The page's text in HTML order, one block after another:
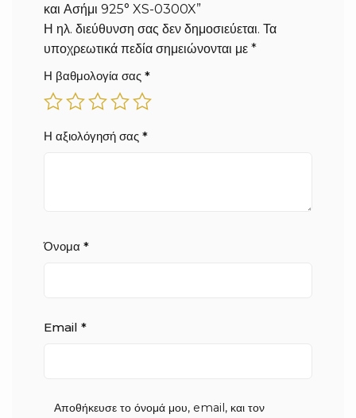
και Ασήμι 925° XS-0300X”
Η ηλ. διεύθυνση σας δεν δημοσιεύεται. Τα
υποχρεωτικά πεδία σημειώνονται με *
Η βαθμολογία σας *
Η αξιολόγησή σας *
Όνομα *
Email *
Αποθήκευσε το όνομά μου, email, και τον